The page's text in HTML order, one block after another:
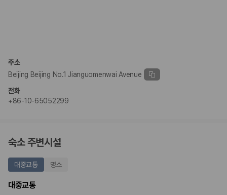
주소
Beijing Beijing No.1 Jianguomenwai Avenue
전화
+86-10-65052299
숙소 주변시설
대중교통 명소
대중교통